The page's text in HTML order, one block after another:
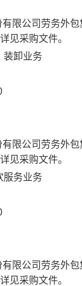
限公司劳务外
见采购文件。
装卸业务
限公司劳务外
见采购文件。
服务业务
限公司劳务外
见采购文件。